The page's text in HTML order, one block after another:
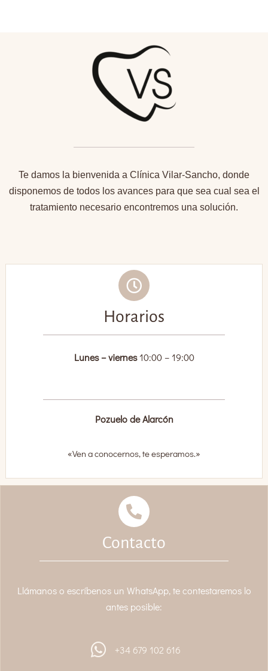
Te damos la bienvenida a Clínica Vilar-Sancho, donde
disponemos de todos los avances para que sea cual sea el
tratamiento necesario encontremos una solución.
Horarios
Lunes – viernes10:00 – 19:00
Pozuelo de Alarcón
«Ven a conocernos, te esperamos.»
Contacto
Llámanos o escríbenos un WhatsApp, te contestaremos lo
antes posible:
+34 679 102 616